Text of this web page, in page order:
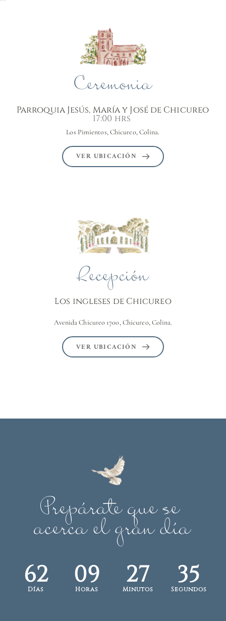
Ceremonia
Parroquia Jesús, María y José de Chicureo
17:00 hrs
Los Pimientos, Chicureo, Colina.
VER UBICACIÓN
Recepción
Los ingleses de Chicureo
Avenida Chicureo 1700, Chicureo, Colina.
VER UBICACIÓN
Prepárate que se
acerca el gran día
62
Días 09
Horas 27
Minutos 35
Segundos